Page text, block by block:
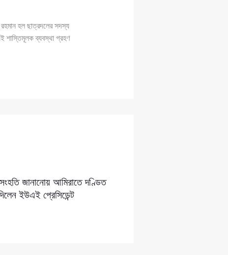
রহমান হল ছাত্রদলের সদস্য
শাস্তিমূলক ব্যবস্থা গ্রহণ
জানানোয় আমিরাতে দণ্ডিত
ইউএই প্রেসিডেন্ট